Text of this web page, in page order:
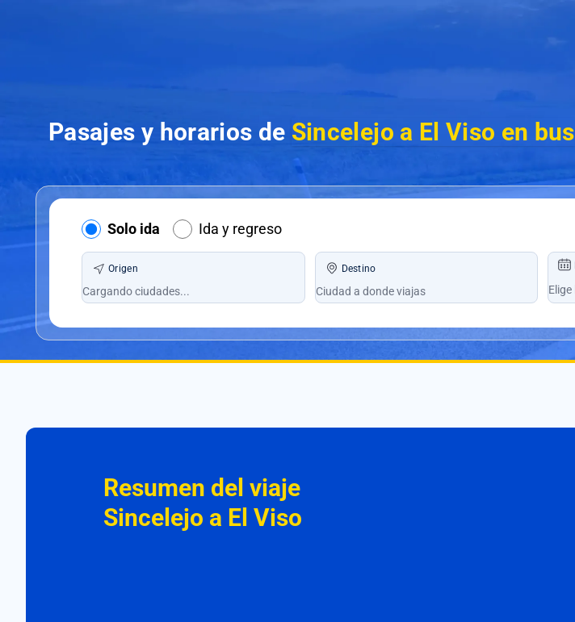
Pasajes y horarios de Sincelejo a El Viso en bus
Solo ida Ida y regreso
Origen Destino
Resumen del viaje
Sincelejo a El Viso